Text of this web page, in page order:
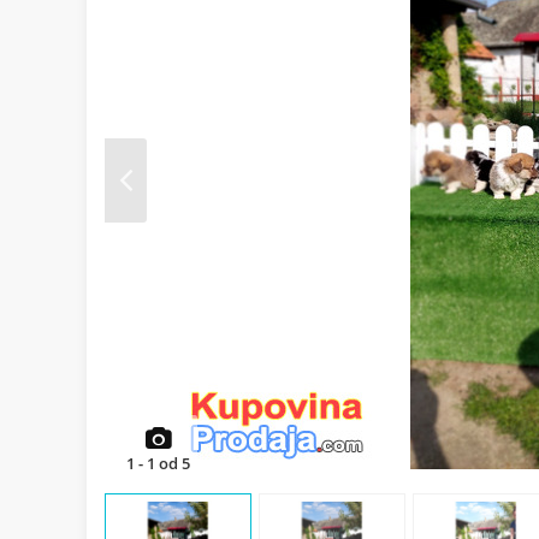
1 - 1 od 5